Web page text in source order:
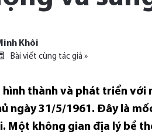
Khôi
Bài viết cùng tác giả »
thành và phát triển với
ngày 31/5/1961. Đây là
Một không gian địa lý bề